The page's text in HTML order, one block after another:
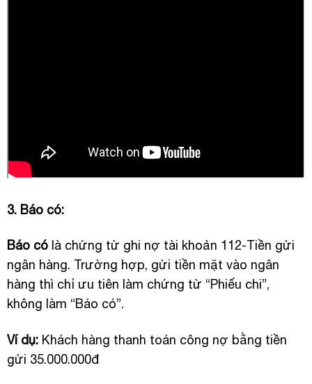
3. Báo có:
Báo cólà chứng từ ghi nợ tài khoản 112-Tiền gửi
ngân hàng. Trường hợp, gửi tiền mặt vào ngân
hàng thì chỉ ưu tiên làm chứng từ “Phiếu chi”,
không làm “Báo có”.
Ví dụ:Khách hàng thanh toán công nợ bằng tiền
gửi 35.000.000đ